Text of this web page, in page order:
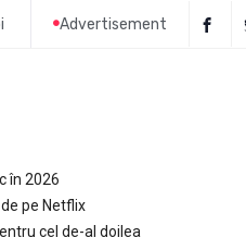
Advertisement
în 2026
pe Netflix
cel de-al doilea